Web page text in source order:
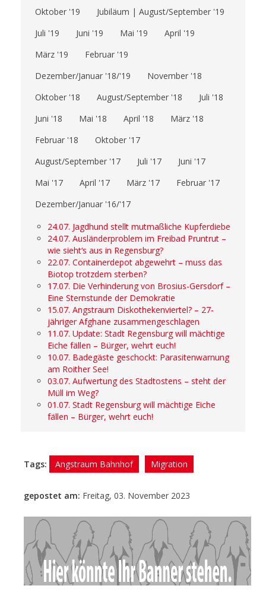
Oktober '19
Jubiläum | August/September '19
Juli '19
Juni '19 Mai '19
April '19
März '19
Februar '19
Dezember/Januar '18/'19
November '18
Oktober '18
August/September '18
Juli '18
Juni '18
Mai '18 April '18
März '18
Februar '18
Oktober '17
August/September '17
Juli '17
Juni '17
Mai '17
April '17 März '17
Februar '17
Dezember/Januar '16/'17
24.07. Jagdhund stellt mutmaßliche Kupferdiebe
24.07. Ausländerproblem im Freibad Pruntrut –
wie sieht‘s aus in Regensburg?
22.07. Containerdepot abgewehrt – muss das
Biotop trotzdem sterben?
17.07. Die Verhinderung von Brosius-Gersdorf –
Eine Sternstunde der Demokratie
15.07. Angstraum Diskothekenviertel? – 27-
jähriger Afghane zusammengeschlagen
11.07. Update: Stadt Regensburg will mächtige
Eiche fällen – Bürger, wehrt euch!
10.07. Badegäste geschockt: Parasitenwarnung
am Roither See!
03.07. Aufwertung des Stadtostens – steht der
Müll im Weg?
01.07. Stadt Regensburg will mächtige Eiche
fällen – Bürger, wehrt euch!
Tags: Angstraum Bahnhof Migration
gepostet am: Freitag, 03. November 2023
- Anzeige -